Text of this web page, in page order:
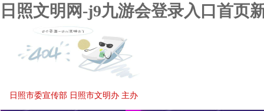
日照文明网-j9九游会登录入口首页
日照市委宣传部 日照市文明办 主办